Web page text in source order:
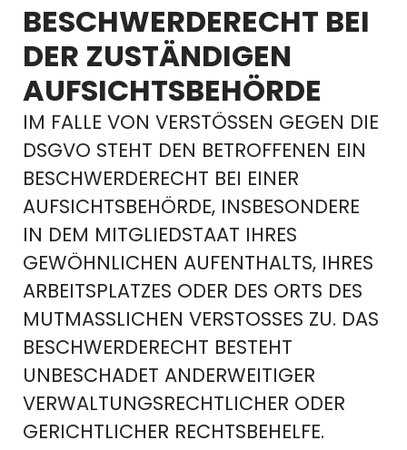
BESCHWERDE­RECHT BEI
DER ZUSTÄNDIGEN
AUFSICHTS­BEHÖRDE
IM FALLE VON VERSTÖSSEN GEGEN DIE D
SGVO STEHT DEN BETROFFENEN EIN B
ESCHWERDERECHT BEI EINER A
UFSICHTSBEHÖRDE, INSBESONDERE I
N DEM MITGLIEDSTAAT IHRES G
EWÖHNLICHEN AUFENTHALTS, IHRES A
RBEITSPLATZES ODER DES ORTS DES M
UTMASSLICHEN VERSTOSSES ZU. DAS BES
CHWERDERECHT BESTEHT UNB
ESCHADET ANDERWEITIGER VER
WALTUNGSRECHTLICHER ODER GER
ICHTLICHER RECHTSBEHELFE.